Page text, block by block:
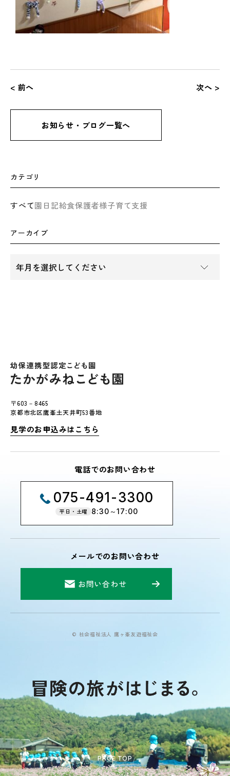
< 前へ 次へ >
お知らせ・ブログ一覧へ
カテゴリ
すべて園日記給食保護者様子育て支援
アーカイブ
〒603－8465
京都市北区鷹峯土天井町53番地
見学のお申込みはこちら
電話でのお問い合わせ
075-491-3300
平日・土曜 8:30～17:00
メールでのお問い合わせ
お問い合わせ
© 社会福祉法人 鷹ヶ峯友遊福祉会
PAGE TOP